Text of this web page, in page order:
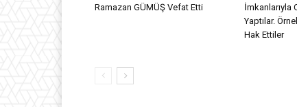
Ramazan GÜMÜŞ Vefat Etti
İmkanlarıyla
Yaptılar.
Hak Ettiler